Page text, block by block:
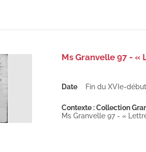
Ms Granvelle 97 - «
Date Fin du XVIe-
Contexte : Collection
Ms Granvelle 97 - «